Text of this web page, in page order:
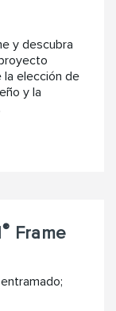
y descubra
la elección de
y la
® Frame